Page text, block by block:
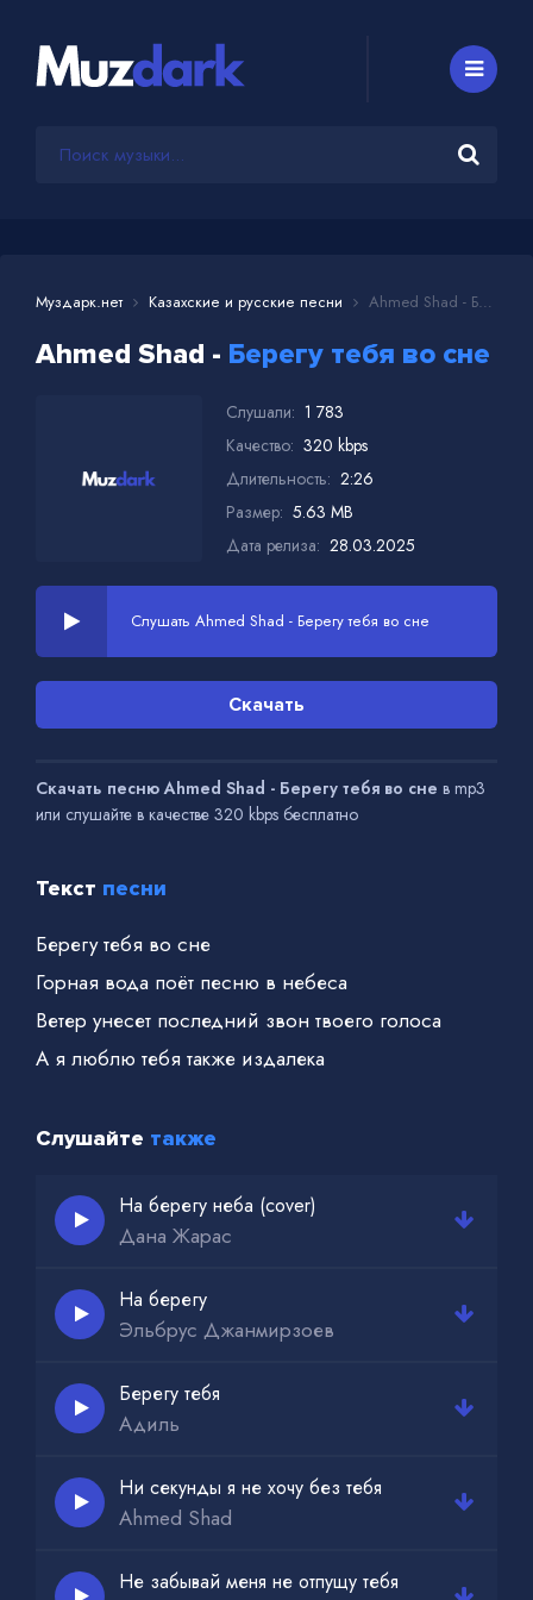
Муздарк.нет Казахские и русские песни Ahmed Shad - Берегу тебя во сне
Ahmed Shad - Берегу тебя во сне
Слушали: 1 783
Качество: 320 kbps
Длительность: 2:26
Размер: 5.63 MB
Дата релиза: 28.03.2025
Слушать Ahmed Shad - Берегу тебя во сне
Скачать
Скачать песню Ahmed Shad - Берегу тебя во сне в mp3
или слушайте в качестве 320 kbps бесплатно
Текст песни
Берегу тебя во сне
Горная вода поёт песню в небеса
Ветер унесет последний звон твоего голоса
А я люблю тебя также издалека
Слушайте также
На берегу неба (cover)
Дана Жарас
На берегу
Эльбрус Джанмирзоев
Берегу тебя
Адиль
Ни секунды я не хочу без тебя
Ahmed Shad
Не забывай меня не отпущу тебя